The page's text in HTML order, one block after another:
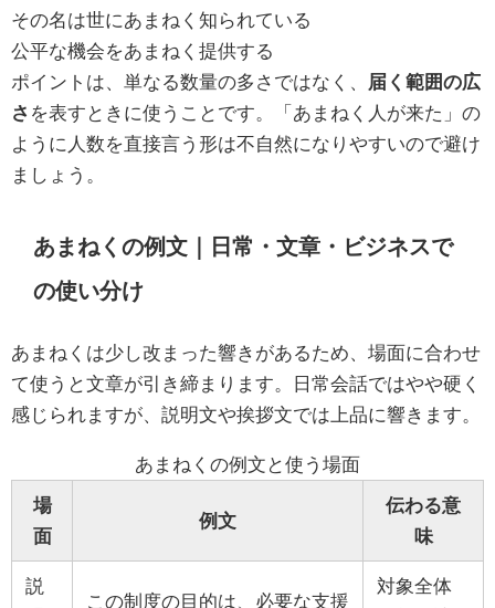
その名は世にあまねく知られている
公平な機会をあまねく提供する
ポイントは、単なる数量の多さではなく、
届く範囲の広
さ を表すときに使うことです。「あまねく人が来た」の
ように人数を直接言う形は不自然になりやすいので避け
ましょう。
あまねくの例文｜日常・文章・ビジネスで
の使い分け
あまねくは少し改まった響きがあるため、場面に合わせ
て使うと文章が引き締まります。日常会話ではやや硬く
感じられますが、説明文や挨拶文では上品に響きます。
あまねくの例文と使う場面
場
面
例文
伝わる意
味
説
この制度の目的は、必要な支援
対象全体